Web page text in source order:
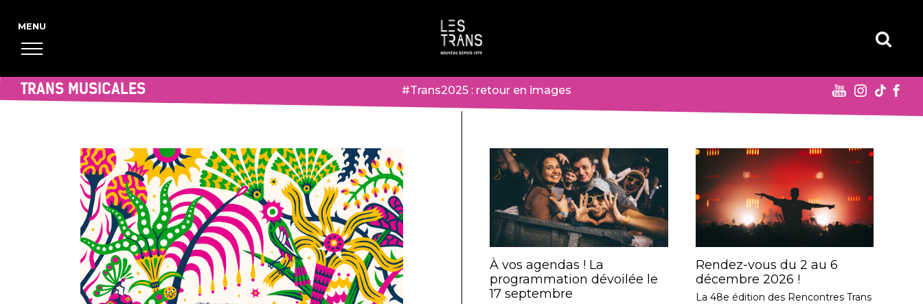
TRANS MUSICALES #Trans2025 : retour en images
À vos agendas ! La
programmation dévoilée le
17 septembre
Rendez-vous du 2 au 6
décembre 2026 !
La 48e édition des Rencontres Trans